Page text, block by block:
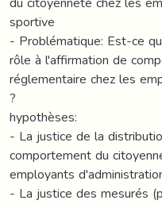
sportive
- Problématique: Est-ce
rôle à l'affirmation de
réglementaire chez les
?
hypothèses:
- La justice de la
comportement du
employants
- La justice des mesurés